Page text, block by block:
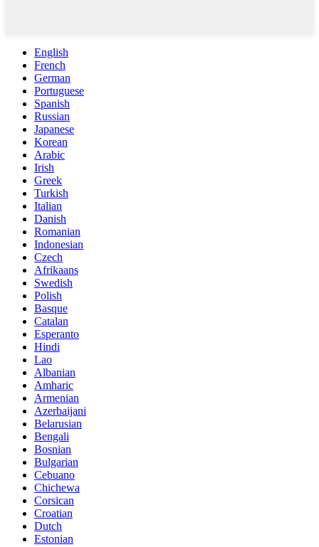
English
French
German
Portuguese
Spanish
Russian
Japanese
Korean
Arabic
Irish
Greek
Turkish
Italian
Danish
Romanian
Indonesian
Czech
Afrikaans
Swedish
Polish
Basque
Catalan
Esperanto
Hindi
Lao
Albanian
Amharic
Armenian
Azerbaijani
Belarusian
Bengali
Bosnian
Bulgarian
Cebuano
Chichewa
Corsican
Croatian
Dutch
Estonian